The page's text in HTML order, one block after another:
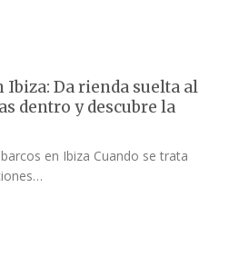
Da rienda suelta al
dentro y descubre la
en Ibiza Cuando se trata